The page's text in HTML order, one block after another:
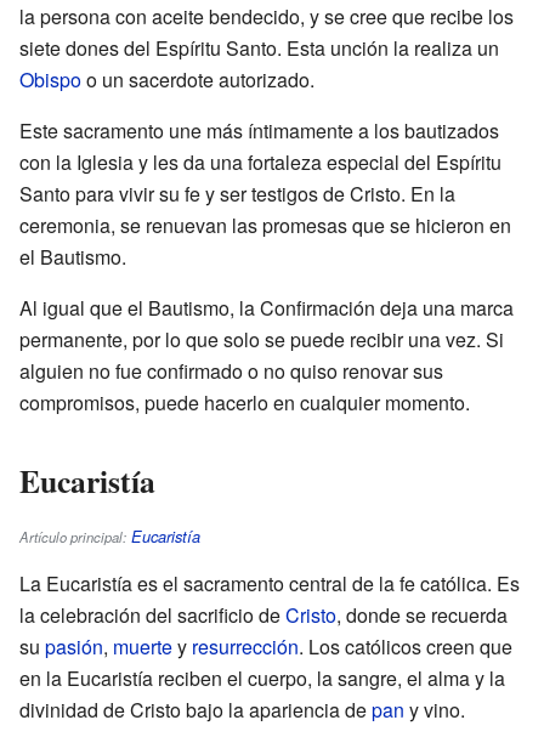
la persona con aceite bendecido, y se cree que recibe los
siete dones del Espíritu Santo. Esta unción la realiza un
Obispoo un sacerdote autorizado.
Este sacramento une más íntimamente a los bautizados
con la Iglesia y les da una fortaleza especial del Espíritu
Santo para vivir su fe y ser testigos de Cristo. En la
ceremonia, se renuevan las promesas que se hicieron en
el Bautismo.
Al igual que el Bautismo, la Confirmación deja una marca
permanente, por lo que solo se puede recibir una vez. Si
alguien no fue confirmado o no quiso renovar sus
compromisos, puede hacerlo en cualquier momento.
Eucaristía
Artículo principal: Eucaristía
La Eucaristía es el sacramento central de la fe católica. Es
la celebración del sacrificio deCristo, donde se recuerda
su pasión, muertey resurrección. Los católicos creen que
en la Eucaristía reciben el cuerpo, la sangre, el alma y la
divinidad de Cristo bajo la apariencia depan y vino.